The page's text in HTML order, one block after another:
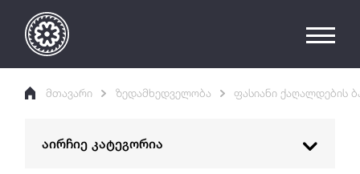
მთავარი ზედამხედველობა ფასიანი ქაღალდების
აირჩიე კატეგორია